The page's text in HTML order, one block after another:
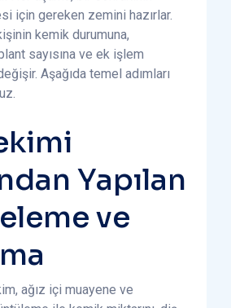
için gereken zemini hazırlar.
kemik durumuna,
sayısına ve ek işlem
Aşağıda temel adımları
Yapılan
ve
ağız içi muayene ve